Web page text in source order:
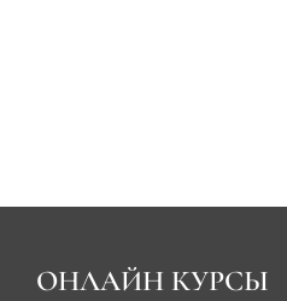
ОНЛАЙН КУРСЫ